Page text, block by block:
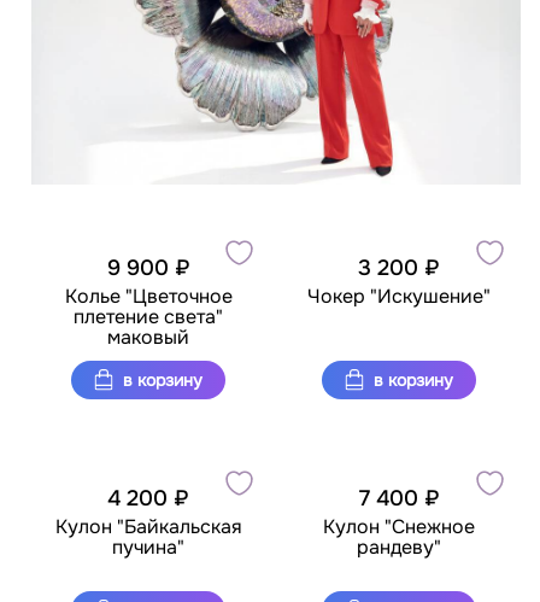
9 900 ₽
Колье "Цветочное
плетение света"
маковый
в корзину
3 200 ₽
Чокер "Искушение"
в корзину
4 200 ₽
Кулон "Байкальская
пучина"
7 400 ₽
Кулон "Снежное
рандеву"